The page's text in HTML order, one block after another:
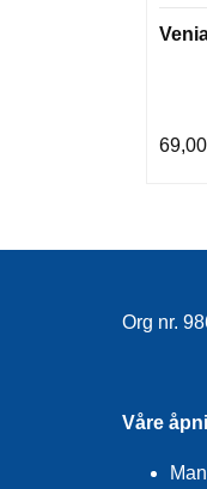
69,00
Org nr.
Våre